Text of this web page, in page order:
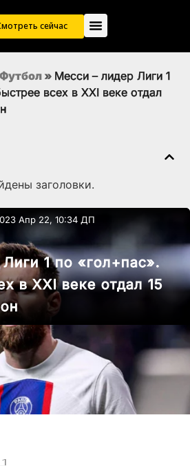
сейчас
Футбол » Месси – лидер Лиги 1
всех в XXI веке отдал
заголовки.
Апр 22, 10:34 ДП
1 по «гол+пас».
в XXI веке отдал 15